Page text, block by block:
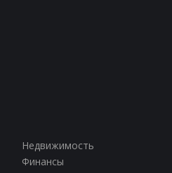
Недвижимость
Финансы